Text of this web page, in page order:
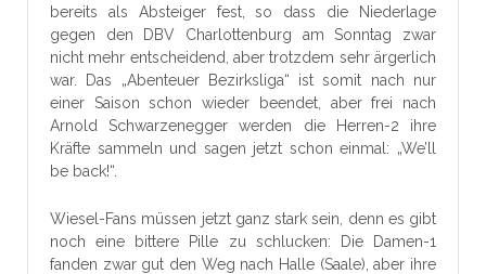
bereits als Absteiger fest, so dass die Niederlage
gegen den DBV Charlottenburg am Sonntag zwar
nicht mehr entscheidend, aber trotzdem sehr ärgerlich
war. Das „Abenteuer Bezirksliga“ ist somit nach nur
einer Saison schon wieder beendet, aber frei nach
Arnold Schwarzenegger werden die Herren-2 ihre
Kräfte sammeln und sagen jetzt schon einmal: „We’ll
be back!“.
Wiesel-Fans müssen jetzt ganz stark sein, denn es gibt
noch eine bittere Pille zu schlucken: Die Damen-1
fanden zwar gut den Weg nach Halle (Saale), aber ihre